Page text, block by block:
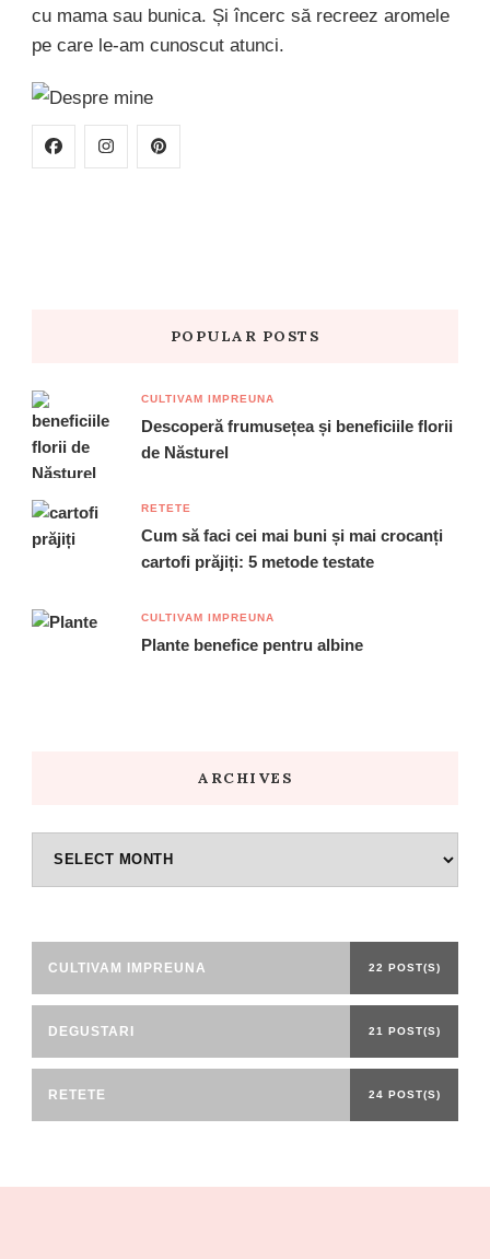
cu mama sau bunica. Și încerc să recreez aromele
pe care le-am cunoscut atunci.
POPULAR POSTS
CULTIVAM IMPREUNA
Descoperă frumusețea și beneficiile florii
de Năsturel
RETETE
Cum să faci cei mai buni și mai crocanți
cartofi prăjiți: 5 metode testate
CULTIVAM IMPREUNA
Plante benefice pentru albine
ARCHIVES
CULTIVAM IMPREUNA 22 POST(S)
DEGUSTARI 21 POST(S)
RETETE 24 POST(S)